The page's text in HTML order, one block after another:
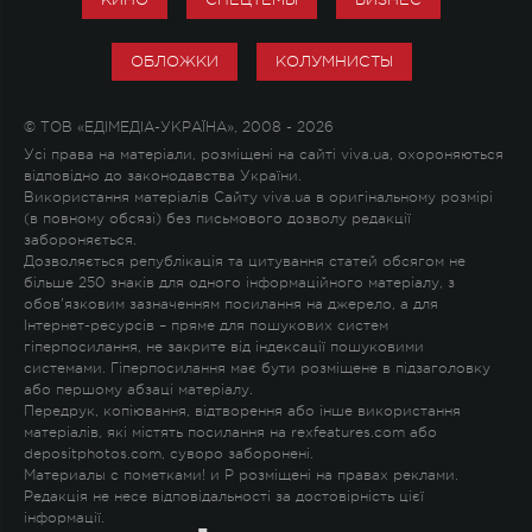
ОБЛОЖКИ КОЛУМНИСТЫ
© ТОВ «ЕДІМЕДІА-УКРАЇНА», 2008 - 2026
Усі права на матеріали, розміщені на сайті viva.ua, охороняються
відповідно до законодавства України.
Використання матеріалів Сайту viva.ua в оригінальному розмірі
(в повному обсязі) без письмового дозволу редакції
забороняється.
Дозволяється републікація та цитування статей обсягом не
більше 250 знаків для одного інформаційного матеріалу, з
обов'язковим зазначенням посилання на джерело, а для
Інтернет-ресурсів – пряме для пошукових систем
гіперпосилання, не закрите від індексації пошуковими
системами. Гіперпосилання має бути розміщене в підзаголовку
або першому абзаці матеріалу.
Передрук, копіювання, відтворення або інше використання
матеріалів, які містять посилання на rexfeatures.com або
depositphotos.com, суворо заборонені.
Материалы с пометками! и P розміщені на правах реклами.
Редакція не несе відповідальності за достовірність цієї
інформації.